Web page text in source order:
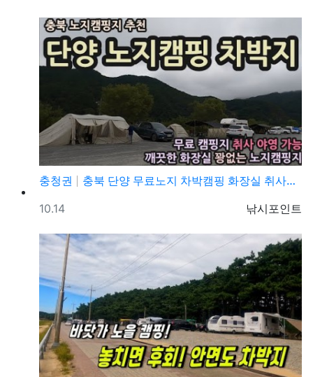
충청권
충북 단양 무료노지 차박캠핑 화장실 취사야영 가능한 캠…
등록자
낚시포인트
등록일
10.14